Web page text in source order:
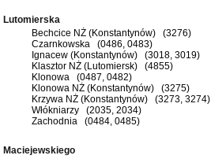
Lutomierska
Bechcice NŻ (Konstantynów) (3276)
Czarnkowska (0486, 0483)
Ignacew (Konstantynów) (3018, 3019)
Klasztor NŻ (Lutomiersk) (4855)
Klonowa (0487, 0482)
Klonowa NŻ (Konstantynów) (3275)
Krzywa NŻ (Konstantynów) (3273, 3274)
Włókniarzy (2035, 2034)
Zachodnia (0484, 0485)
Maciejewskiego